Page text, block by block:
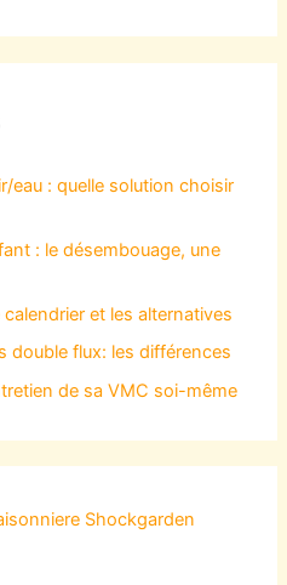
eau : quelle solution choisir
: le désembouage, une
et les alternatives
double flux: les différences
de sa VMC soi-même
Shockgarden